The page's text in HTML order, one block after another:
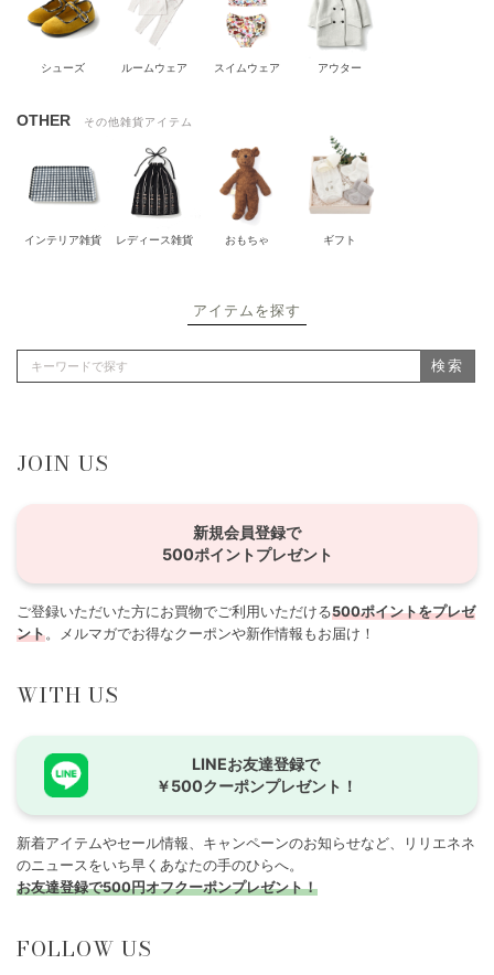
シューズ ルームウェア スイムウェア アウター
OTHER その他雑貨アイテム
インテリア雑貨 レディース雑貨 おもちゃ ギフト
アイテムを探す
検索
JOIN US
新規会員登録で
500ポイントプレゼント
ご登録いただいた方にお買物でご利用いただける500ポイントをプレゼ
ント。メルマガでお得なクーポンや新作情報もお届け！
WITH US
LINEお友達登録で
￥500クーポンプレゼント！
新着アイテムやセール情報、キャンペーンのお知らせなど、リリエネネ
のニュースをいち早くあなたの手のひらへ。
お友達登録で500円オフクーポンプレゼント！
FOLLOW US